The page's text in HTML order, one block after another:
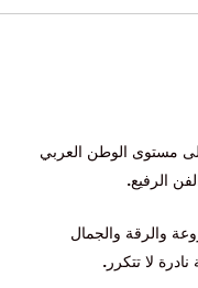
مستوى الوطن العربي
الرفيع.
والرقة والجمال
لا تتكرر.